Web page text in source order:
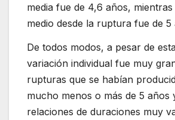
media fue de 4,6 años,
medio desde la ruptura fue de 5
De todos modos, a pesar de
variación individual fue muy
rupturas que se habían
mucho menos o más de 5 años
relaciones de duraciones muy